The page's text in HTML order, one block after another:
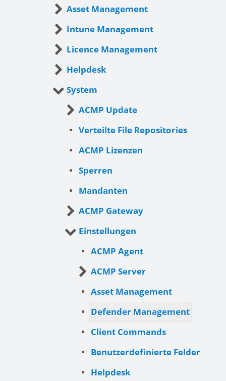
Asset Management
Intune Management
Licence Management
Helpdesk
System
ACMP Update
Verteilte File Repositories
ACMP Lizenzen
Sperren
Mandanten
ACMP Gateway
Einstellungen
ACMP Agent
ACMP Server
Asset Management
Defender Management
Client Commands
Benutzerdefinierte Felder
Helpdesk